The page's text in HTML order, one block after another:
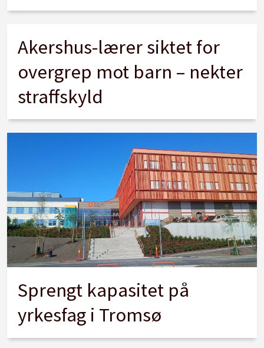
Akershus-lærer siktet for
overgrep mot barn – nekter
straffskyld
Sprengt kapasitet på
yrkesfag i Tromsø